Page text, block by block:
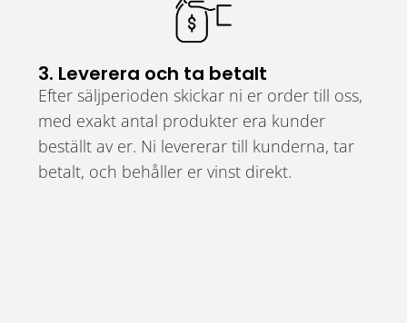
3. Leverera och ta betalt
Efter säljperioden skickar ni er order till oss,
med exakt antal produkter era kunder
beställt av er. Ni levererar till kunderna, tar
betalt, och behåller er vinst direkt.